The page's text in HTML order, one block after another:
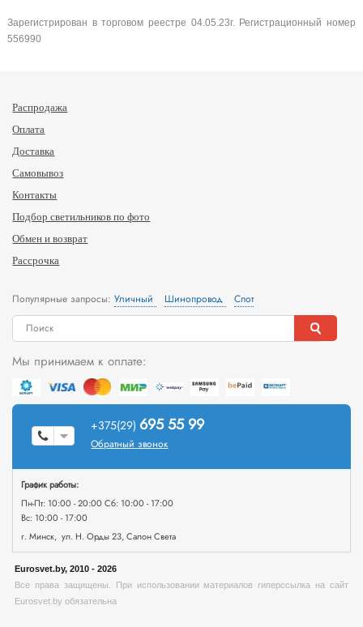
Зарегистрирован в торговом реестре 04.05.23г. Регистрационный номер
556990
Распродажа
Оплата
Доставка
Самовывоз
Контакты
Подбор светильников по фото
Обмен и возврат
Рассрочка
Популярные запросы:Уличный Шинопровод Спот
Мы принимаем к оплате:
+375(29) 695 55 99
Обратный звонок
График работы:
Пн-Пт: 10:00 - 20:00 Сб: 10:00 - 17:00
Вс: 10:00 - 17:00
г. Минск, ул. Н. Орды 23, Салон Света
Eurosvet.by, 2010 - 2026
Все права защищены. При использовании материалов гиперссылка на сайт
Eurosvet.by обязательна